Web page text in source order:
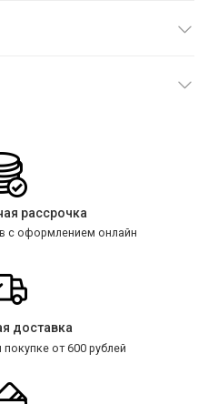
рассрочка
с оформлением онлайн
доставка
от 600 рублей